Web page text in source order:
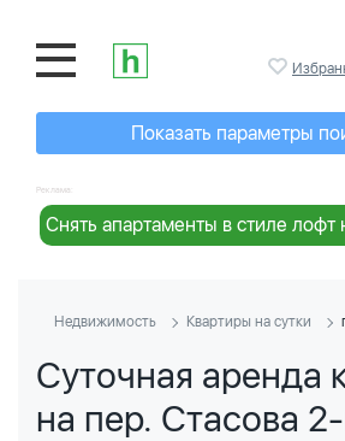
Показать параметры
Реклама:
Снять апартаменты в стиле лофт
Недвижимость Квартиры на сутки
Суточная аренда
на пер. Стасова